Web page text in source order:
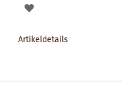
AUF
Artikeldetails